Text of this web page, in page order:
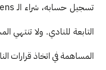
التابعة للنادي. ولا تنتهي
المساهمة في اتخاذ قرارات